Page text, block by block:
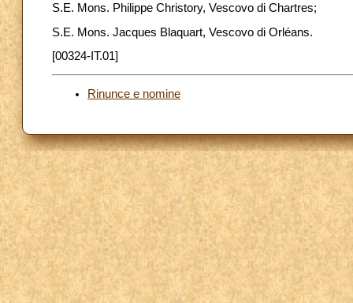
S.E. Mons. Philippe Christory, Vescovo di Chartres;
S.E. Mons. Jacques Blaquart, Vescovo di Orléans.
[00324-IT.01]
Rinunce e nomine